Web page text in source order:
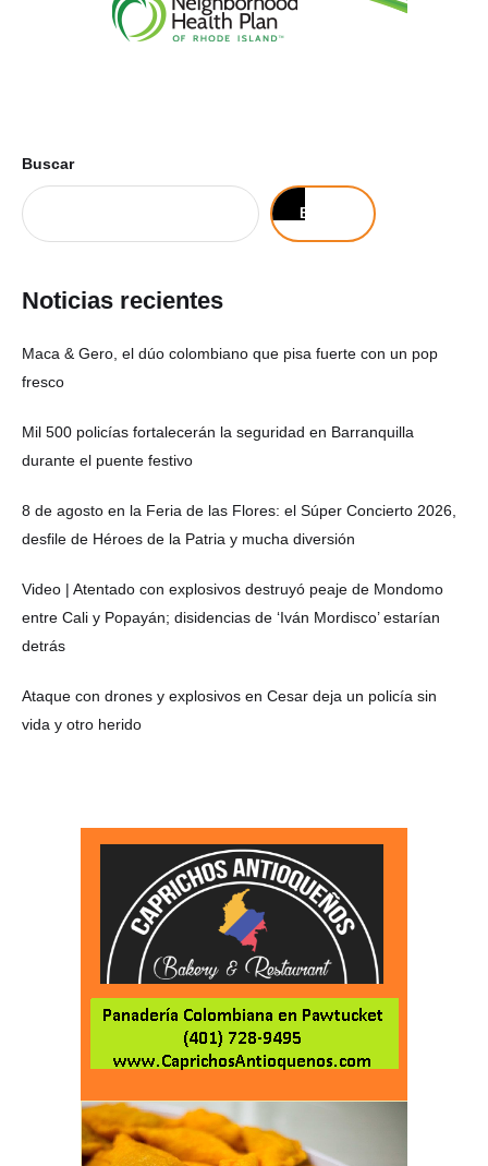
Buscar
Buscar
Noticias recientes
Maca & Gero, el dúo colombiano que pisa fuerte con un pop
fresco
Mil 500 policías fortalecerán la seguridad en Barranquilla
durante el puente festivo
8 de agosto en la Feria de las Flores: el Súper Concierto 2026,
desfile de Héroes de la Patria y mucha diversión
Video | Atentado con explosivos destruyó peaje de Mondomo
entre Cali y Popayán; disidencias de ‘Iván Mordisco’ estarían
detrás
Ataque con drones y explosivos en Cesar deja un policía sin
vida y otro herido